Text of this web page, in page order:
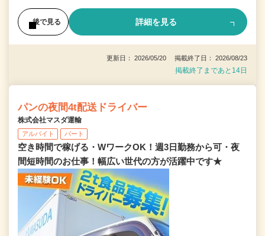
後で見る 詳細を見る
更新日： 2026/05/20 掲載終了日： 2026/08/23
掲載終了まであと14日
パンの夜間4t配送ドライバー
株式会社マスダ運輸
アルバイト パート
空き時間で稼げる・WワークOK！週3日勤務から可・夜
間短時間のお仕事！幅広い世代の方が活躍中です★